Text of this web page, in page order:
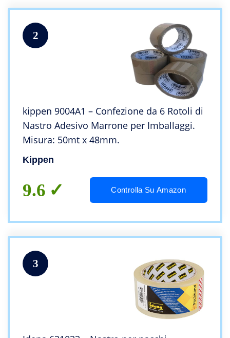
2
kippen 9004A1 – Confezione da 6 Rotoli di
Nastro Adesivo Marrone per Imballaggi.
Misura: 50mt x 48mm.
Kippen
9.6 Controlla Su Amazon
3